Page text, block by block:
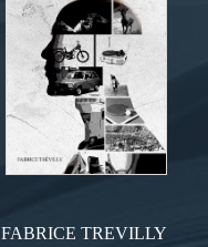
FABRICE TREVILLY